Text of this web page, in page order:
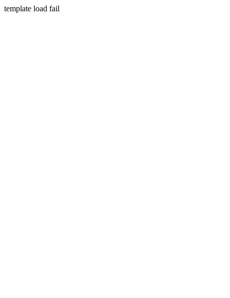
template load fail